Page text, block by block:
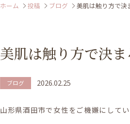
ホーム 投稿 ブログ 美肌は触り方で決
美肌は触り方で決ま
ブログ 2026.02.25
山形県酒田市で女性をご機嫌にして